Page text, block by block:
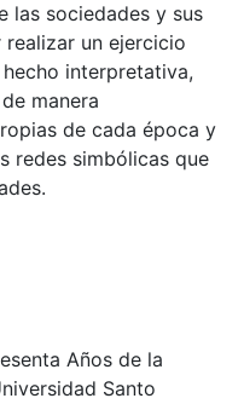
las sociedades y sus
un ejercicio
interpretativa,
manera
de cada época y
redes simbólicas que
Años de la
Santo